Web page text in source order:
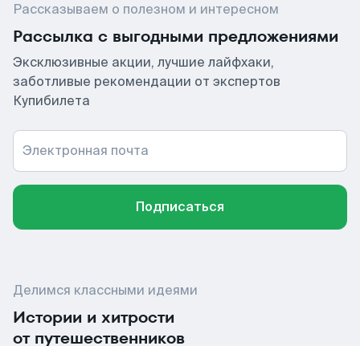
Рассказываем о полезном и интересном
Рассылка с выгодными предложениями
Эксклюзивные акции, лучшие лайфхаки,
заботливые рекомендации от экспертов
Купибилета
Электронная почта
Подписаться
Делимся классными идеями
Истории и хитрости
от путешественников